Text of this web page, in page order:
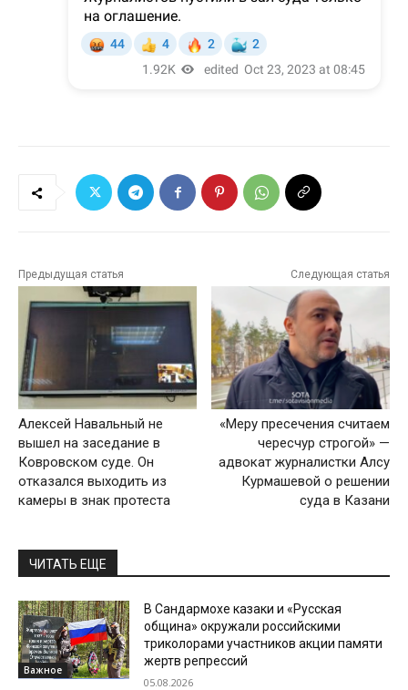
Предыдущая статья
Алексей Навальный не
вышел на заседание в
Ковровском суде. Он
отказался выходить из
камеры в знак протеста
Следующая статья
«Меру пресечения считаем
чересчур строгой» —
адвокат журналистки Алсу
Курмашевой о решении
суда в Казани
ЧИТАТЬ ЕЩЕ
Важное
В Сандармохе казаки и «Русская
община» окружали российскими
триколорами участников акции памяти
жертв репрессий
05.08.2026